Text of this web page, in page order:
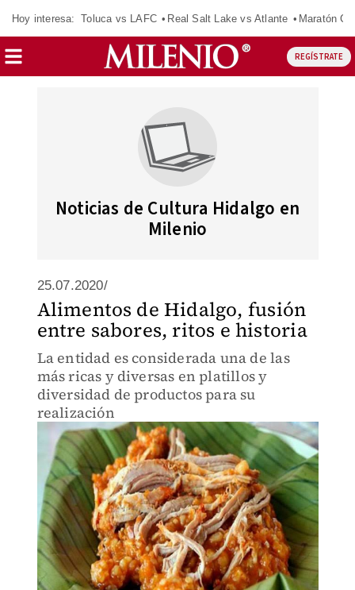
Hoy interesa: Toluca vs LAFC Real Salt Lake vs Atlante Maratón
REGÍSTRATE
Noticias de Cultura Hidalgo en
Milenio
25.07.2020/
Alimentos de Hidalgo, fusión
entre sabores, ritos e historia
La entidad es considerada una de las
más ricas y diversas en platillos y
diversidad de productos para su
realización